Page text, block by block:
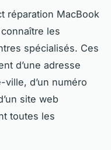
réparation MacBook
les
spécialisés. Ces
d’une adresse
d’un numéro
site web
toutes les